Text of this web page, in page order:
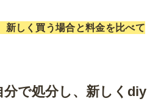
新しく買う場合と料金を比べて
で処分し、新しくdiy